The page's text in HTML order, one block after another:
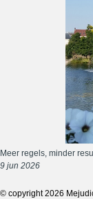
Meer regels, minder
9 jun 2026
© copyright 2026